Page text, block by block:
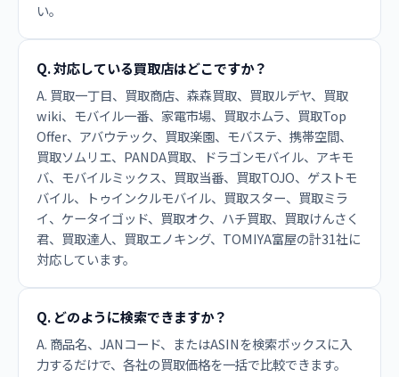
い。
Q. 対応している買取店はどこですか？
A. 買取一丁目、買取商店、森森買取、買取ルデヤ、買取
wiki、モバイル一番、家電市場、買取ホムラ、買取Top
Offer、アバウテック、買取楽園、モバステ、携帯空間、
買取ソムリエ、PANDA買取、ドラゴンモバイル、アキモ
バ、モバイルミックス、買取当番、買取TOJO、ゲストモ
バイル、トゥインクルモバイル、買取スター、買取ミラ
イ、ケータイゴッド、買取オク、ハチ買取、買取けんさく
君、買取達人、買取エノキング、TOMIYA富屋の計31社に
対応しています。
Q. どのように検索できますか？
A. 商品名、JANコード、またはASINを検索ボックスに入
力するだけで、各社の買取価格を一括で比較できます。